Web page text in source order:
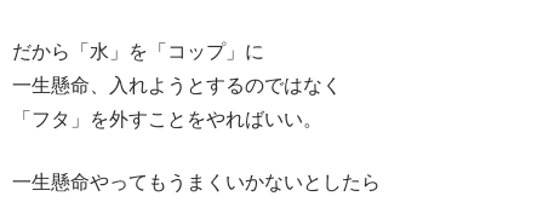
だから「水」を「コップ」に
一生懸命、入れようとするのではなく
「フタ」を外すことをやればいい。
一生懸命やってもうまくいかないとしたら